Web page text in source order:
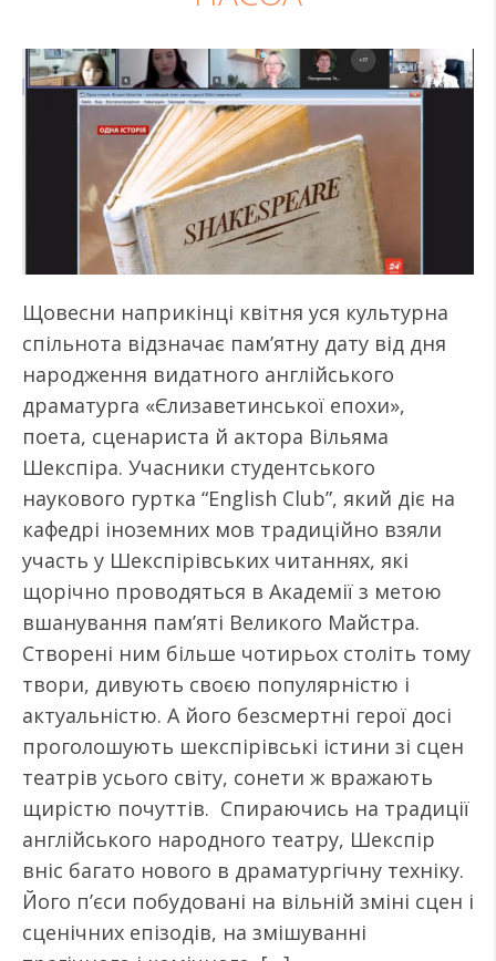
Щовесни наприкінці квітня уся культурна
спільнота відзначає пам’ятну дату від дня
народження видатного англійського
драматурга «Єлизаветинської епохи»,
поета, сценариста й актора Вільяма
Шекспіра. Учасники студентського
наукового гуртка “English Club”, який діє на
кафедрі іноземних мов традиційно взяли
участь у Шекспірівських читаннях, які
щорічно проводяться в Академії з метою
вшанування пам’яті Великого Майстра.
Створені ним більше чотирьох століть тому
твори, дивують своєю популярністю і
актуальністю. А його безсмертні герої досі
проголошують шекспірівські істини зі сцен
театрів усього світу, сонети ж вражають
щирістю почуттів. Спираючись на традиції
англійського народного театру, Шекспір
вніс багато нового в драматургічну техніку.
Його п’єси побудовані на вільній зміні сцен і
сценічних епізодів, на змішуванні